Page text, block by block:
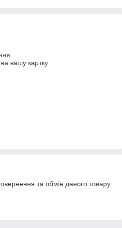
вашу картку
та обмін даного товару